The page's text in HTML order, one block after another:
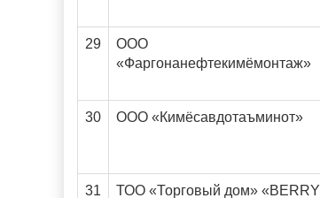
29
ООО
«Фаргонанефтекимёмонтаж»
30 ООО «Кимёсавдотаъминот»
31
ТОО «Торговый дом» «BERRY